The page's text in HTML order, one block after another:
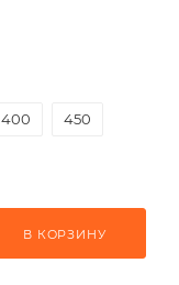
400 450
В КОРЗИНУ